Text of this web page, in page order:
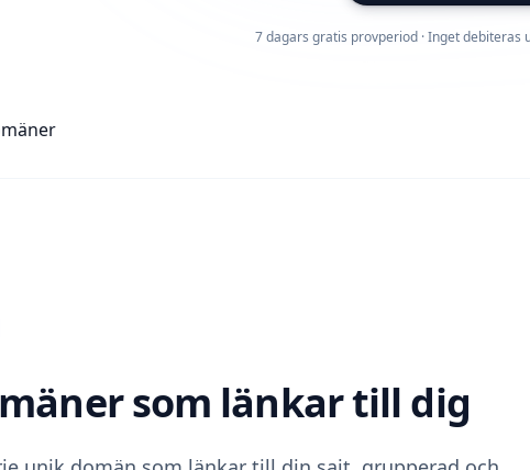
7 dagars gratis provperiod · Inget debiteras
som länkar till dig